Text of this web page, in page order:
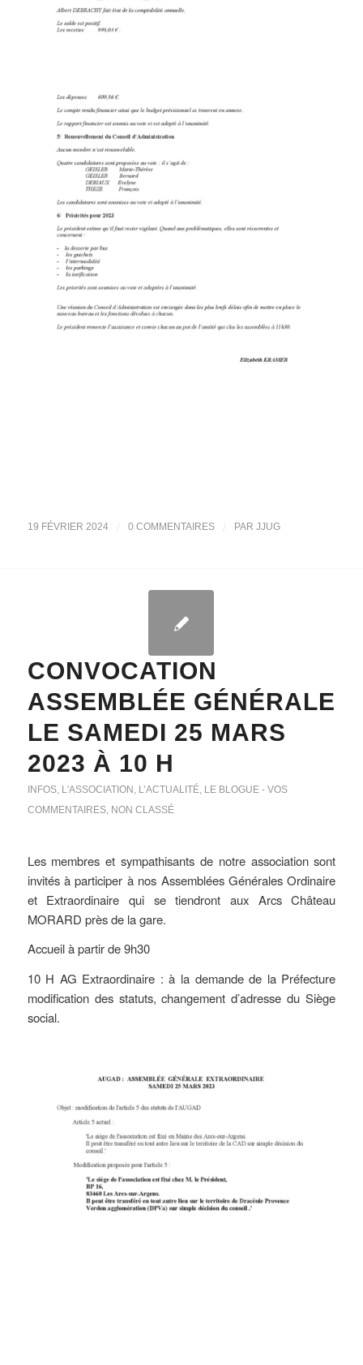
19 FÉVRIER 2024 / 0 COMMENTAIRES / PAR JJUG
CONVOCATION
ASSEMBLÉE GÉNÉRALE
LE SAMEDI 25 MARS
2023 À 10 H
INFOS, L'ASSOCIATION, L’ACTUALITÉ, LE BLOGUE - VOS
COMMENTAIRES, NON CLASSÉ
Les membres et sympathisants de notre association sont
invités à participer à nos Assemblées Générales Ordinaire
et Extraordinaire qui se tiendront aux Arcs Château
MORARD près de la gare.
Accueil à partir de 9h30
10 H AG Extraordinaire : à la demande de la Préfecture
modification des statuts, changement d’adresse du Siège
social.